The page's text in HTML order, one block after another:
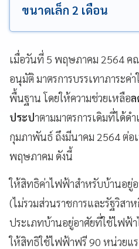
ขนาดเล็ก 2 เดือน
เมื่อวันที่ 5 พฤษภาคม 2564 ค
อนุมัติ มาตรการบรรเทาภาระ
พื้นฐาน โดยให้ความช่วยเหลือ
ประปาตามมาตรการเดิมที่ได้ด
กุมภาพันธ์ ถึงมีนาคม 2564 ต่อ
พฤษภาคม ดังนี้
ให้สิทธิค่าไฟฟ้าสำหรับบ้านอยู่
(ไม่รวมส่วนราชการและรัฐวิส
ประเภทบ้านอยู่อาศัยที่ใช้ไฟฟ้
ให้สิทธิใช้ไฟฟ้าฟรี 90 หน่วยแ